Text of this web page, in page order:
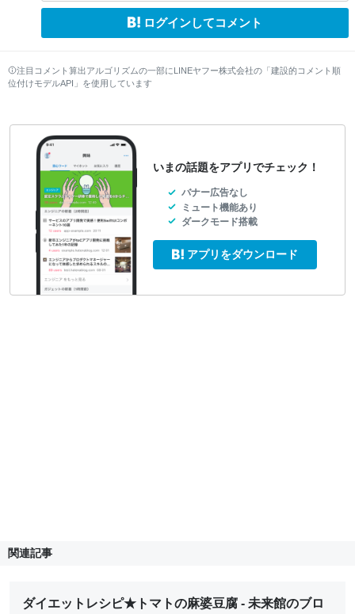
ログインしてコメント
注目コメント算出アルゴリズムの一部にLINEヤフー株式会社の「建設的コメント順
位付けモデルAPI」を使用しています
いまの話題をアプリでチェック！
バナー広告なし
ミュート機能あり
ダークモード搭載
アプリをダウンロード
関連記事
ダイエットレシピ★トマトの麻婆豆腐 - 未来館のブロ